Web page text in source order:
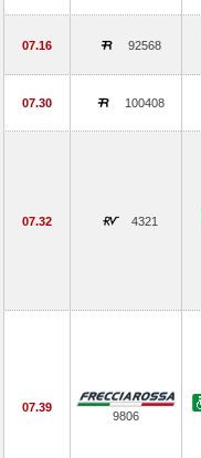
07.16 92568
07.30 100408
07.32 4321
07.39
9806